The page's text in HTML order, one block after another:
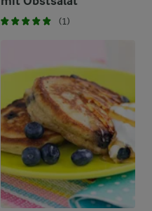
(1)